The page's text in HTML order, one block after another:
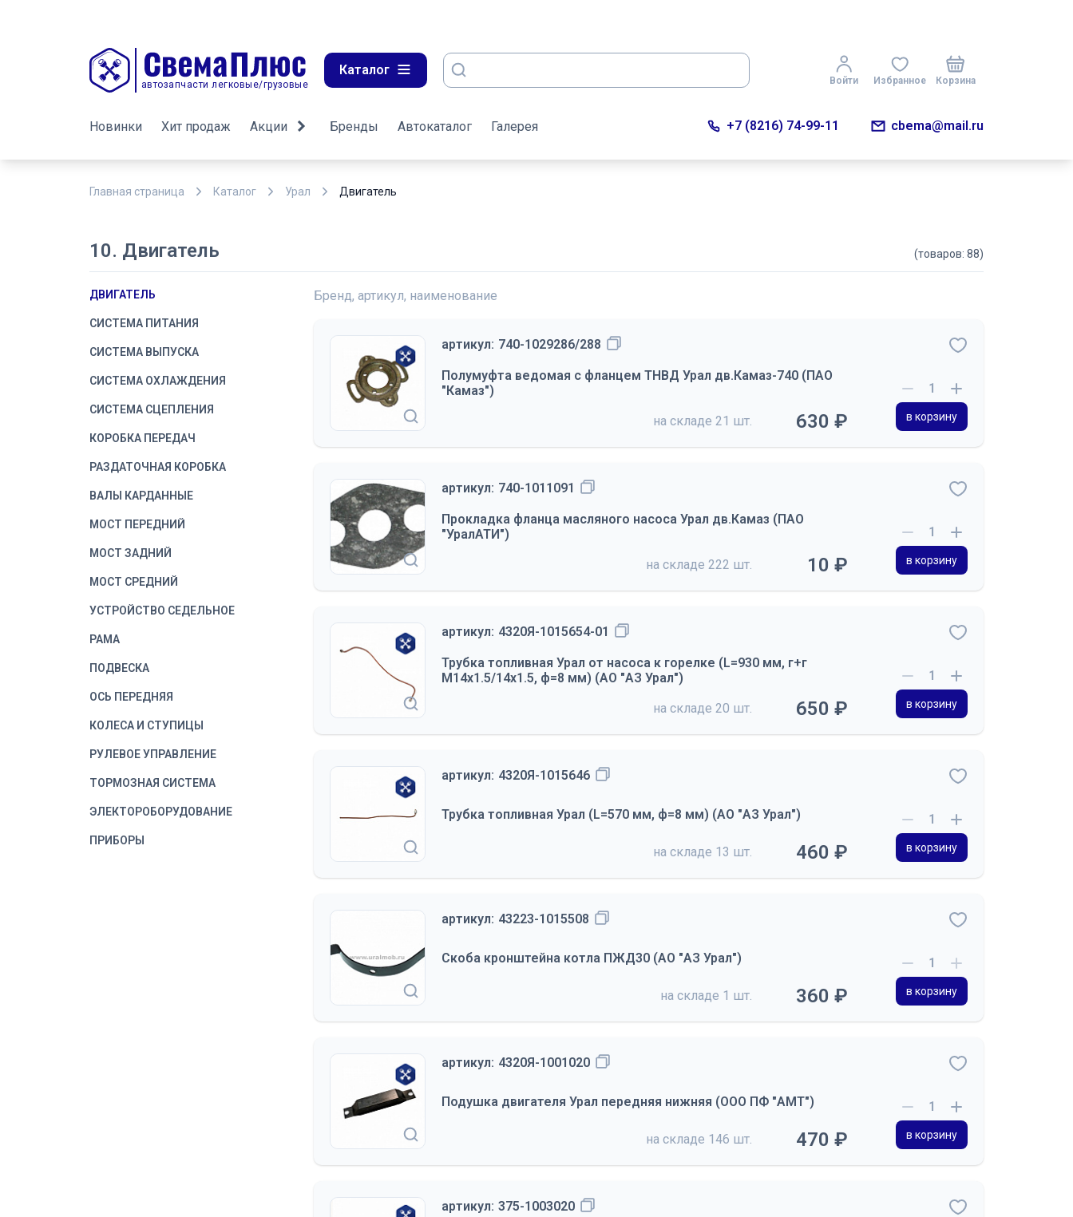
автозапчасти легковые/грузовые
Каталог
Войти Избранное Корзина
Новинки Хит продаж Акции Бренды Автокаталог Галерея +7 (8216) 74-99-11 cbema@mail.ru
Главная страница Каталог Урал Двигатель
10. Двигатель (товаров: 88)
ДВИГАТЕЛЬ
СИСТЕМА ПИТАНИЯ
СИСТЕМА ВЫПУСКА
СИСТЕМА ОХЛАЖДЕНИЯ
СИСТЕМА СЦЕПЛЕНИЯ
КОРОБКА ПЕРЕДАЧ
РАЗДАТОЧНАЯ КОРОБКА
ВАЛЫ КАРДАННЫЕ
МОСТ ПЕРЕДНИЙ
МОСТ ЗАДНИЙ
МОСТ СРЕДНИЙ
УСТРОЙСТВО СЕДЕЛЬНОЕ
РАМА
ПОДВЕСКА
ОСЬ ПЕРЕДНЯЯ
КОЛЕСА И СТУПИЦЫ
РУЛЕВОЕ УПРАВЛЕНИЕ
ТОРМОЗНАЯ СИСТЕМА
ЭЛЕКТОРОБОРУДОВАНИЕ
ПРИБОРЫ
Бренд, артикул, наименование
артикул: 740-1029286/288
Полумуфта ведомая с фланцем ТНВД Урал дв.Камаз-740 (ПАО
"Камаз")
на складе 21 шт. 630 ₽ в корзину
артикул: 740-1011091
Прокладка фланца масляного насоса Урал дв.Камаз (ПАО
"УралАТИ")
на складе 222 шт. 10 ₽ в корзину
артикул: 4320Я-1015654-01
Трубка топливная Урал от насоса к горелке (L=930 мм, г+г
М14х1.5/14х1.5, ф=8 мм) (АО "АЗ Урал")
на складе 20 шт. 650 ₽ в корзину
артикул: 4320Я-1015646
Трубка топливная Урал (L=570 мм, ф=8 мм) (АО "АЗ Урал")
на складе 13 шт. 460 ₽ в корзину
артикул: 43223-1015508
Скоба кронштейна котла ПЖД30 (АО "АЗ Урал")
на складе 1 шт. 360 ₽ в корзину
артикул: 4320Я-1001020
Подушка двигателя Урал передняя нижняя (ООО ПФ "АМТ")
на складе 146 шт. 470 ₽ в корзину
артикул: 375-1003020